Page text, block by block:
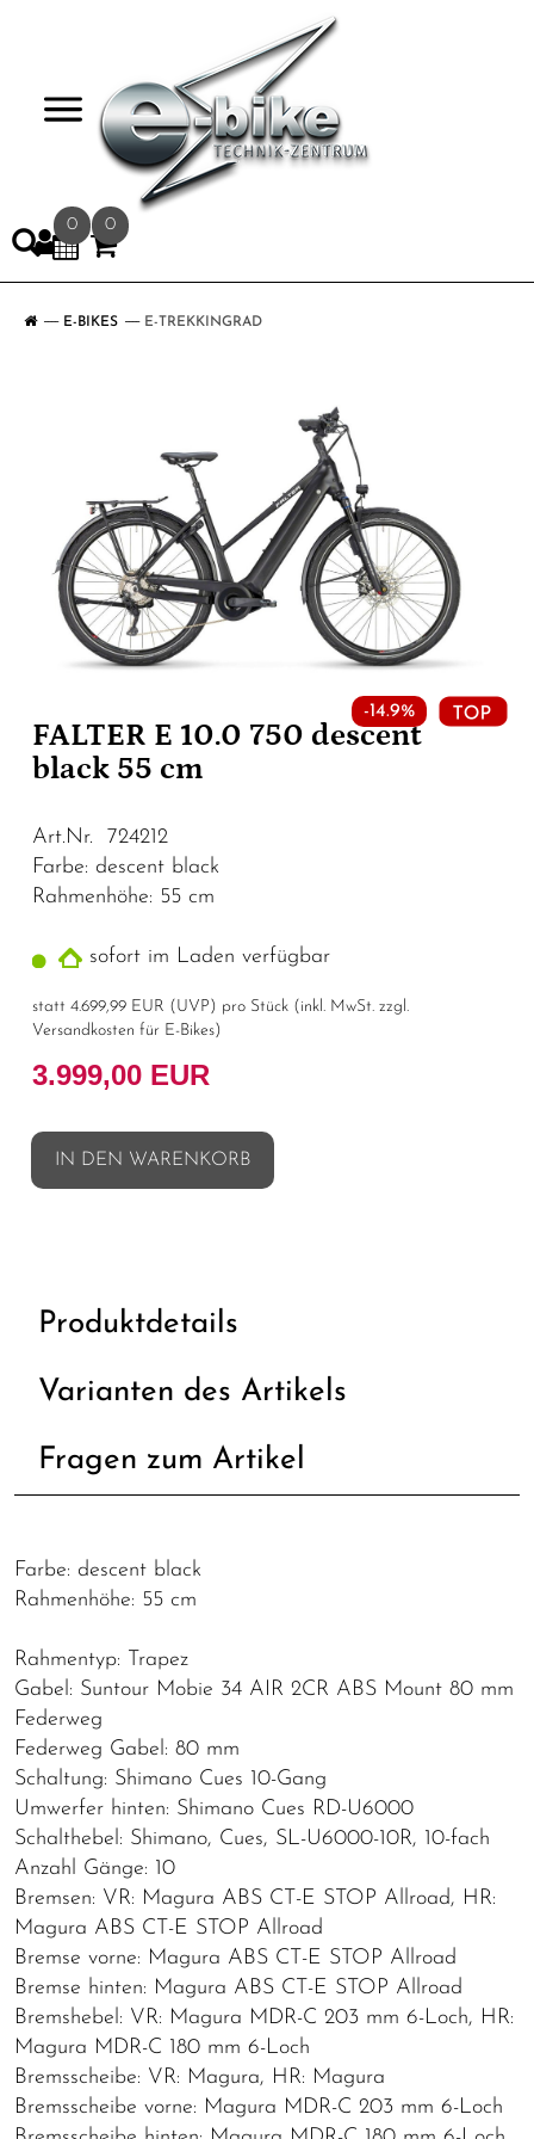
0 0
E-BIKES E-TREKKINGRAD
-14.9%
FALTER E 10.0 750 descent
black 55 cm
Art.Nr. 724212
Farbe: descent black
Rahmenhöhe: 55 cm
sofort im Laden verfügbar
statt 4.699,99 EUR ( UVP ) pro Stück (inkl. MwSt. zzgl.
Versandkosten für E-Bikes)
3.999,00 EUR
IN DEN WARENKORB
Produktdetails
Varianten des Artikels
Fragen zum Artikel
Farbe: descent black
Rahmenhöhe: 55 cm
Rahmentyp: Trapez
Gabel: Suntour Mobie 34 AIR 2CR ABS Mount 80 mm
Federweg
Federweg Gabel: 80 mm
Schaltung: Shimano Cues 10-Gang
Umwerfer hinten: Shimano Cues RD-U6000
Schalthebel: Shimano, Cues, SL-U6000-10R, 10-fach
Anzahl Gänge: 10
Bremsen: VR: Magura ABS CT-E STOP Allroad, HR:
Magura ABS CT-E STOP Allroad
Bremse vorne: Magura ABS CT-E STOP Allroad
Bremse hinten: Magura ABS CT-E STOP Allroad
Bremshebel: VR: Magura MDR-C 203 mm 6-Loch, HR:
Magura MDR-C 180 mm 6-Loch
Bremsscheibe: VR: Magura, HR: Magura
Bremsscheibe vorne: Magura MDR-C 203 mm 6-Loch